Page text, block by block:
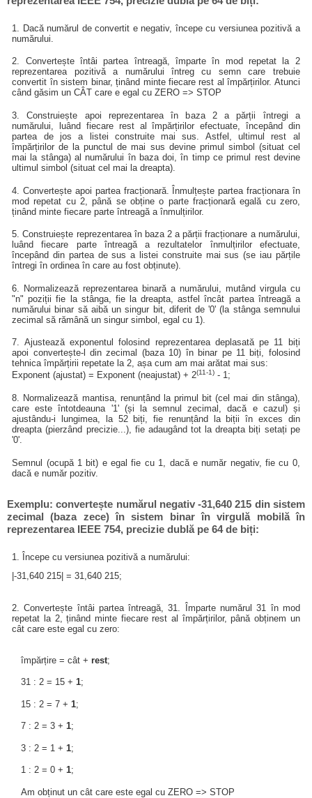
1. Dacă numărul de convertit e negativ, începe cu versiunea pozitivă a
numărului.
2. Convertește întâi partea întreagă, împarte în mod repetat la 2
reprezentarea pozitivă a numărului întreg cu semn care trebuie
convertit în sistem binar, ținând minte fiecare rest al împărțirilor. Atunci
când găsim un CÂT care e egal cu ZERO => STOP
3. Construiește apoi reprezentarea în baza 2 a părții întregi a
numărului, luând fiecare rest al împărțirilor efectuate, începând din
partea de jos a listei construite mai sus. Astfel, ultimul rest al
împărțirilor de la punctul de mai sus devine primul simbol (situat cel
mai la stânga) al numărului în baza doi, în timp ce primul rest devine
ultimul simbol (situat cel mai la dreapta).
4. Convertește apoi partea fracționară. Înmulțește partea fracționara în
mod repetat cu 2, până se obține o parte fracționară egală cu zero,
ținând minte fiecare parte întreagă a înmulțirilor.
5. Construiește reprezentarea în baza 2 a părții fracționare a numărului,
luând fiecare parte întreagă a rezultatelor înmulțirilor efectuate,
începând din partea de sus a listei construite mai sus (se iau părțile
întregi în ordinea în care au fost obținute).
6. Normalizează reprezentarea binară a numărului, mutând virgula cu
"n" poziții fie la stânga, fie la dreapta, astfel încât partea întreagă a
numărului binar să aibă un singur bit, diferit de '0' (la stânga semnului
zecimal să rămână un singur simbol, egal cu 1).
7. Ajustează exponentul folosind reprezentarea deplasată pe 11 biți
apoi convertește-l din zecimal (baza 10) în binar pe 11 biți, folosind
tehnica împărțirii repetate la 2, așa cum am mai arătat mai sus:
Exponent (ajustat) = Exponent (neajustat) + 2(11-1) - 1;
8. Normalizează mantisa, renunțând la primul bit (cel mai din stânga),
care este întotdeauna '1' (și la semnul zecimal, dacă e cazul) și
ajustându-i lungimea, la 52 biți, fie renunțând la biții în exces din
dreapta (pierzând precizie...), fie adaugând tot la dreapta biți setați pe
'0'.
Semnul (ocupă 1 bit) e egal fie cu 1, dacă e număr negativ, fie cu 0,
dacă e număr pozitiv.
Exemplu: convertește numărul negativ -31,640 215 din sistem
zecimal (baza zece) în sistem binar în virgulă mobilă în
reprezentarea IEEE 754, precizie dublă pe 64 de biți:
1. Începe cu versiunea pozitivă a numărului:
|-31,640 215| = 31,640 215;
2. Convertește întâi partea întreagă, 31. Împarte numărul 31 în mod
repetat la 2, ținând minte fiecare rest al împărțirilor, până obținem un
cât care este egal cu zero:
împărțire = cât + rest;
31 : 2 = 15 + 1;
15 : 2 = 7 + 1;
7 : 2 = 3 + 1;
3 : 2 = 1 + 1;
1 : 2 = 0 + 1;
Am obținut un cât care este egal cu ZERO => STOP